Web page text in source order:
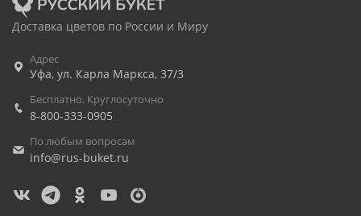
Доставка цветов по России и Миру
Адрес
Уфа, ул. Карла Маркса, 37/3
Бесплатно. Круглосуточно
8-800-333-0905
По любым вопросам
info@rus-buket.ru